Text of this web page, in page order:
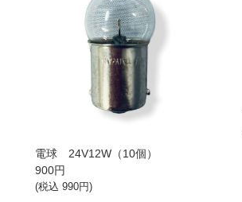
電球 24V12W（10個）
900円
(税込990円)